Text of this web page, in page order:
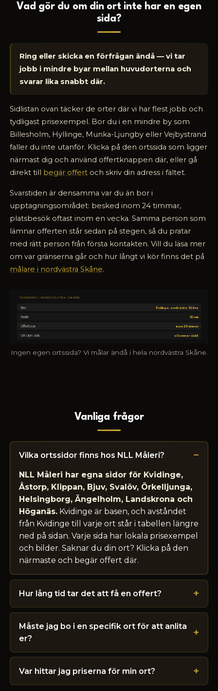
Vad gör du om din ort inte har en egen
sida?
Ring eller skicka en förfrågan ändå — vi tar
jobb i mindre byar mellan huvudorterna och
svarar lika snabbt där.
Sidlistan ovan täcker de orter där vi har flest jobb och
tydligast prisexempel. Bor du i en mindre by som
Billesholm, Hyllinge, Munka-Ljungby eller Vejbystrand
faller du inte utanför. Klicka på den ortssida som ligger
närmast dig och använd offertknappen där, eller gå
direkt till begär offert och skriv din adress i fältet.
Svarstiden är densamma var du än bor i
upptagningsområdet: besked inom 24 timmar,
platsbesök oftast inom en vecka. Samma person som
lämnar offerten står sedan på stegen, så du pratar
med rätt person från första kontakten. Vill du läsa mer
om var gränserna går och hur långt vi kör finns det på
målare i nordvästra Skåne.
TÄCKNING I NORDVÄSTRA SKÅNE
Bas Kvidinge, nordvästra Skåne
Radie 30 min
Offertsvar inom 24 timmar
Ort utan sida vi kommer ändå
Ingen egen ortssida? Vi målar ändå i hela nordvästra Skåne.
Vanliga frågor
Vilka ortssidor finns hos NLL Måleri?
NLL Måleri har egna sidor för Kvidinge,
Åstorp, Klippan, Bjuv, Svalöv, Örkelljunga,
Helsingborg, Ängelholm, Landskrona och
Höganäs.Kvidinge är basen, och avståndet
från Kvidinge till varje ort står i tabellen längre
ned på sidan. Varje sida har lokala prisexempel
och bilder. Saknar du din ort? Klicka på den
närmaste och begär offert där.
Hur lång tid tar det att få en offert?
Måste jag bo i en specifik ort för att anlita
er?
Var hittar jag priserna för min ort?